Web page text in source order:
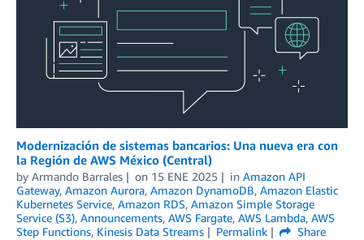
Modernización de sistemas bancarios: Una nueva era con
la Región de AWS México (Central)
by Armando Barrales on 15 ENE 2025 in Amazon API
Gateway, Amazon Aurora, Amazon DynamoDB, Amazon Elastic
Kubernetes Service, Amazon RDS, Amazon Simple Storage
Service (S3), Announcements, AWS Fargate, AWS Lambda, AWS
Step Functions, Kinesis Data Streams Permalink
Share